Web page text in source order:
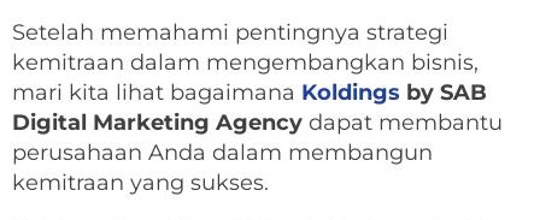
Setelah memahami pentingnya strategi
kemitraan dalam mengembangkan bisnis,
mari kita lihat bagaimana Koldings by SAB
Digital Marketing Agency dapat membantu
perusahaan Anda dalam membangun
kemitraan yang sukses.